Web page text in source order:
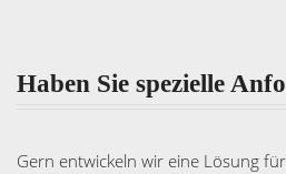
Haben Sie spezielle
Gern entwickeln wir eine Lösung